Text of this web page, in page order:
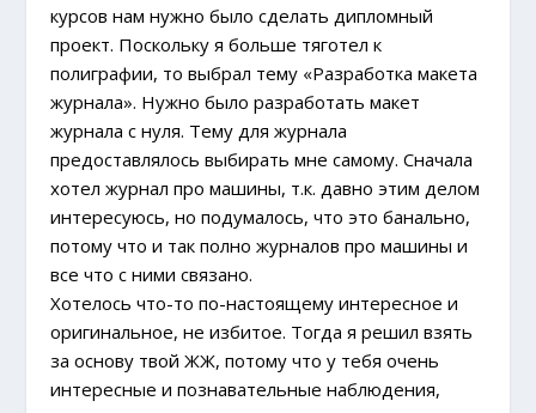
курсов нам нужно было сделать дипломный
проект. Поскольку я больше тяготел к
полиграфии, то выбрал тему «Разработка макета
журнала». Нужно было разработать макет
журнала с нуля. Тему для журнала
предоставлялось выбирать мне самому. Сначала
хотел журнал про машины, т.к. давно этим делом
интересуюсь, но подумалось, что это банально,
потому что и так полно журналов про машины и
все что с ними связано.
Хотелось что-то по-настоящему интересное и
оригинальное, не избитое. Тогда я решил взять
за основу твой ЖЖ, потому что у тебя очень
интересные и познавательные наблюдения,